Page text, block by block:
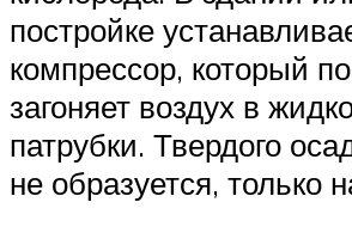
постройке
компрессор, который
загоняет воздух в
патрубки. Твердого
не образуется, только